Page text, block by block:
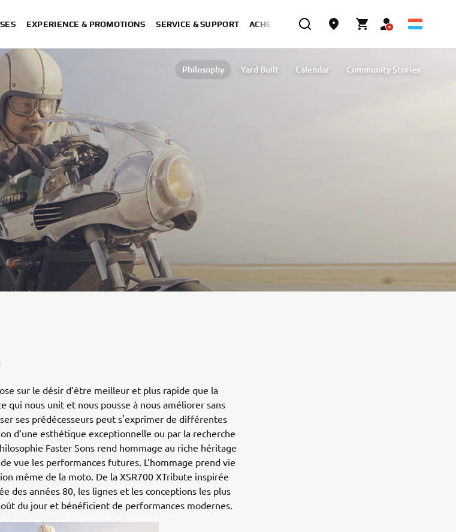
EXPERIENCE & PROMOTIONS SERVICE & SUPPORT ACHETER MAINTENANT
Philosophy Yard Built Calendar Community Stories
sur le désir d’être meilleur et plus rapide que la
qui nous unit et nous pousse à nous améliorer sans
ses prédécesseurs peut s'exprimer de différentes
d’une esthétique exceptionnelle ou par la recherche
Faster Sons rend hommage au riche héritage
vue les performances futures. L’hommage prend vie
même de la moto. De la XSR700 XTribute inspirée
des années 80, les lignes et les conceptions les plus
du jour et bénéficient de performances modernes.